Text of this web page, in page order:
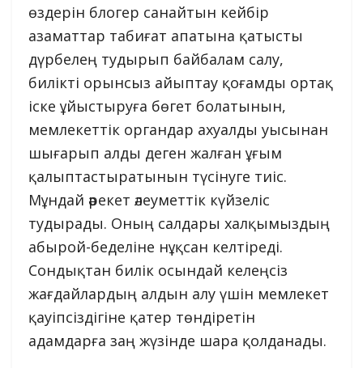
өздерін блогер санайтын кейбір
азаматтар табиғат апатына қатысты
дүрбелең тудырып байбалам салу,
билікті орынсыз айыптау қоғамды ортақ
іске ұйыстыруға бөгет болатынын,
мемлекеттік органдар ахуалды уысынан
шығарып алды деген жалған ұғым
қалыптастыратынын түсінуге тиіс.
Мұндай әрекет әлеуметтік күйзеліс
тудырады. Оның салдары халқымыздың
абырой-беделіне нұқсан келтіреді.
Сондықтан билік осындай келеңсіз
жағдайлардың алдын алу үшін мемлекет
қауіпсіздігіне қатер төндіретін
адамдарға заң жүзінде шара қолданады.